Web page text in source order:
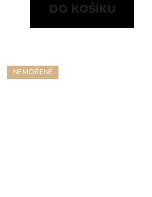
DO KOŠÍKU
NEMOŘENÉ